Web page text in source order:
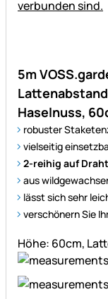
5m
Haselnuss,
robuster
vielseitig
2-reihig auf
aus
lässt sich sehr
verschönern Sie
Höhe: 60cm,